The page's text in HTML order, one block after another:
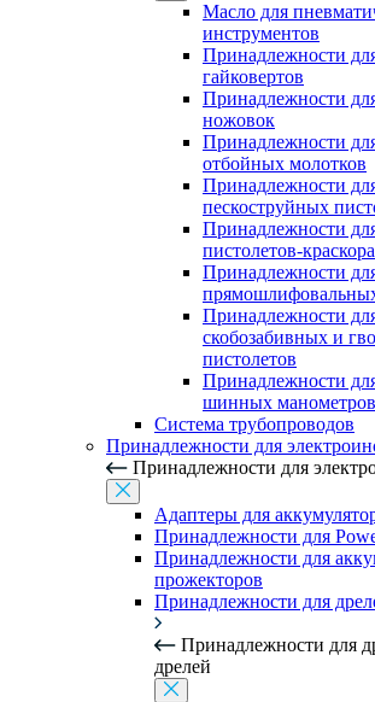
Масло для
инструментов
Принадлежности
гайковертов
Принадлежности
ножовок
Принадлежности
отбойных молотков
Принадлежности
пескоструйных
Принадлежности
пистолетов-
Принадлежности
Принадлежности
скобозабивных и
пистолетов
Принадлежности
шинных манометров
Система трубопроводов
Принадлежности для
Принадлежности для
Адаптеры для
Принадлежности для
Принадлежности для
прожекторов
Принадлежности для
Принадлежности для
дрелей